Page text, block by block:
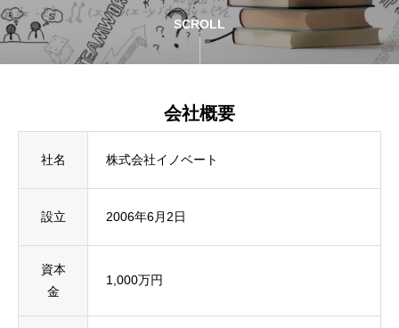
SCROLL
会社概要
社名 株式会社イノベート
設立 2006年6月2日
資本
金
1,000万円